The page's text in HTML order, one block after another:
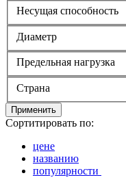
Несущая способность
Диаметр
Предельная нагрузка
Страна
Применить
Сортитировать по:
цене
названию
популярности